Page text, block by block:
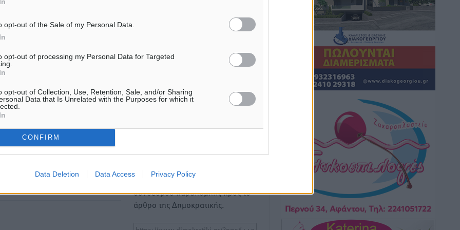
opt-out of the Sale of my Personal Data.
opt-out of processing my Personal Data for Targeted
opt-out of Collection, Use, Retention, Sale, and/or Sharing
Data that Is Unrelated with the Purposes for which it
CONFIRM
Data Deletion Data Access Privacy Policy
ΕΠΙΣΗΣ
φοιτητές μπορούν να
ενίσχυση για στέγη έως
2.500 ευρώ
Νέα αεροσκάφη, drones,
δασοκομάντος: Τι έχει αλλάξει
Η Δημοκρατική δεν υιοθετεί
όποια σχόλια θεωρούμε
Χρήστες που δεν τηρούν
είδησης από άλλες ιστοσελίδες
είναι απαραίτητη η χρήση του
παρακάτω παρεχόμενου
συνδέσμου παραπομπής προς το
άρθρο της Δημοκρατικής.
Τοπικές Ειδήσεις• πριν 13 ώρες
Iατρικός Σύλλογος Ροδου προς Α.
Γεωργιάδη: Στρατηγικές Προτάσεις για
την Ενίσχυση της Δημόσιας Υγείας στη
Νησιωτική Ελλάδα και στα
Νοσοκομεία της Γ΄ Ζώνης
πριν 13 ώρες
Πάνθηρες: Ξεκίνησαν αισιόδοξοι για
την παρθενική “πτήση” τους
Αθλητικά• πριν 13 ώρες
Άρης Αρχαγγέλου: Στο πλευρό του
άτυχου Ιάκωβου Θωμά
Αθλητικά πριν 13 ώρες